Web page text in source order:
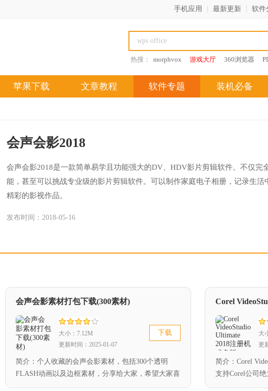
手机应用 最新更新 软件
热搜： morphvox 游戏大厅 360浏览器
苹果下载 文章教程 软件专题 装机必备
会声会影2018
会声会影2018是一款简单易学且功能强大的DV、HDV影片剪辑软件。不仅完
能，甚至可以挑战专业级的影片剪辑软件。可以制作家庭电子相册，记录生活
精彩的影视作品。
发布时间：2018-05-16
会声会影素材打包下载(300素材)
大小：7.12M
更新时间：2025-01-07
下载
简介：个人收藏的会声会影素材，包括300个透明
FLASH动画以及边框素材，分享给大家，希望大家喜
欢。...
Corel
大
更
简介：Corel
支持Corel公司